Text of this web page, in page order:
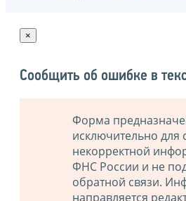
×
Сообщить об ошибке в
Форма
исключительно
некорректной
ФНС России и не
обратной связи.
направляется